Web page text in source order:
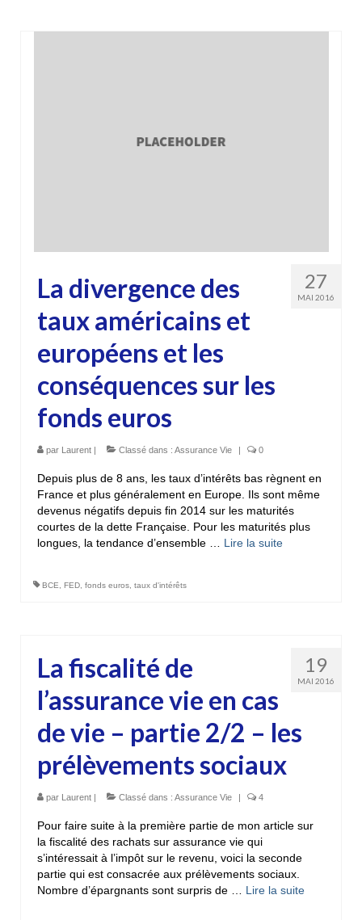
27
MAI 2016
La divergence des
taux américains et
européens et les
conséquences sur les
fonds euros
par Laurent Classé dans : Assurance Vie 0
Depuis plus de 8 ans, les taux d’intérêts bas règnent en
France et plus généralement en Europe. Ils sont même
devenus négatifs depuis fin 2014 sur les maturités
courtes de la dette Française. Pour les maturités plus
longues, la tendance d’ensemble … Lire la suite­­
BCE, FED, fonds euros, taux d'intérêts
19
MAI 2016
La fiscalité de
l’assurance vie en cas
de vie – partie 2/2 – les
prélèvements sociaux
par Laurent Classé dans : Assurance Vie 4
Pour faire suite à la première partie de mon article sur
la fiscalité des rachats sur assurance vie qui
s’intéressait à l’impôt sur le revenu, voici la seconde
partie qui est consacrée aux prélèvements sociaux.
Nombre d’épargnants sont surpris de … Lire la suite­­